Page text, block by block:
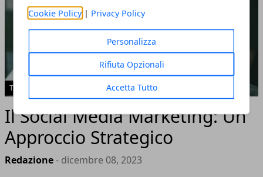
Cookie Policy | Privacy Policy
Personalizza
Rifiuta Opzionali
Accetta Tutto
TECH
Il Social Media Marketing: Un
Approccio Strategico
Redazione- dicembre 08, 2023